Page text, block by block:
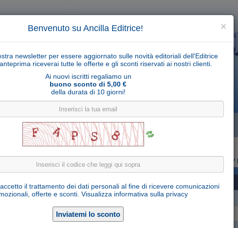
×
Benvenuto su Ancilla Editrice!
newsletter per essere aggiornato sulle novità editoriali dell'Editrice
riceverai tutte le offerte e gli sconti riservati ai nostri clienti.
Ai nuovi iscritti regaliamo un
buono sconto di 5,00 €
della durata di 10 giorni!
il trattamento dei dati personali al fine di ricevere comunicazioni
offerte e sconti. Visualizza informativa sulla privacy
Cerca
Collane libri
Articoli religiosi
Corpo di Cristo stilizzato naturale
Seleziona una variante